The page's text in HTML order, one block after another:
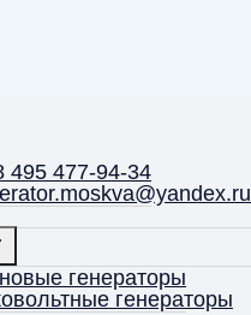
495 477-94-34
генераторы
генераторы